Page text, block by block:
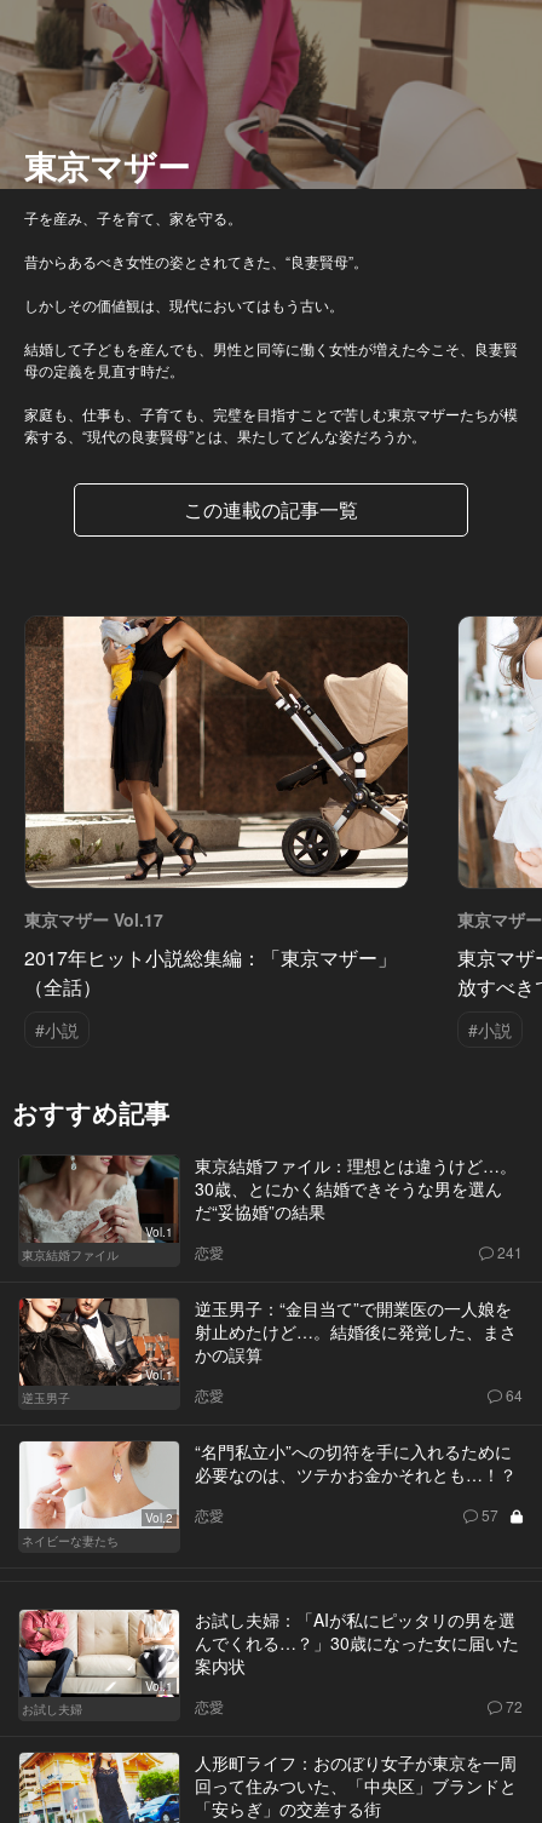
東京マザー
子を産み、子を育て、家を守る。
昔からあるべき女性の姿とされてきた、“良妻賢母”。
しかしその価値観は、現代においてはもう古い。
結婚して子どもを産んでも、男性と同等に働く女性が増えた今こそ、良妻賢
母の定義を見直す時だ。
家庭も、仕事も、子育ても、完璧を目指すことで苦しむ東京マザーたちが模
索する、“現代の良妻賢母”とは、果たしてどんな姿だろうか。
この連載の記事一覧
東京マザー Vol.17
2017年ヒット小説総集編：「東京マザー」
（全話）
#小説
東京マザ
東京マザ
放すべ
#小説
おすすめ記事
Vol.1
東京結婚ファイル
東京結婚ファイル：理想とは違うけど…。
30歳、とにかく結婚できそうな男を選ん
だ“妥協婚”の結果
恋愛 241
Vol.1
逆玉男子
逆玉男子：“金目当て”で開業医の一人娘を
射止めたけど…。結婚後に発覚した、まさ
かの誤算
恋愛 64
Vol.2
ネイビーな妻たち
“名門私立小”への切符を手に入れるために
必要なのは、ツテかお金かそれとも…！？
恋愛 57
Vol.1
お試し夫婦
お試し夫婦：「AIが私にピッタリの男を選
んでくれる…？」30歳になった女に届いた
案内状
恋愛 72
人形町ライフ：おのぼり女子が東京を一周
回って住みついた、「中央区」ブランドと
「安らぎ」の交差する街